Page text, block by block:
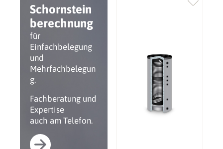
Schornstein
berechnung
für
Einfachbelegung
und
Mehrfachbelegun
g.
Fachberatung und
Expertise
auch am Telefon.